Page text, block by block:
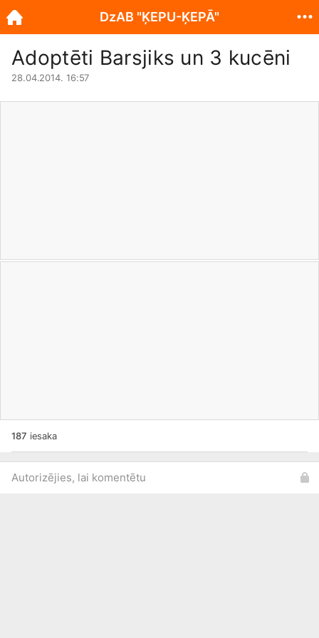
Adoptēti Barsjiks un 3 kucēni
28.04.2014. 16:57
187 iesaka
Autorizējies, lai komentētu
DzAB "ĶEPU-ĶEPĀ"